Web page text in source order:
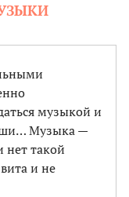
музыкой и
Музыка —
нет такой
и не